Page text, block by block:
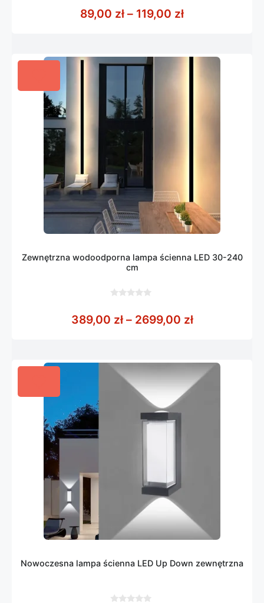
5
89,00 zł – 119,00 złZakres cen:
Zewnętrzna wodoodporna lampa ścienna LED 30-240
cm
5
389,00 zł – 2699,00 złZakres cen:
Nowoczesna lampa ścienna LED Up Down zewnętrzna